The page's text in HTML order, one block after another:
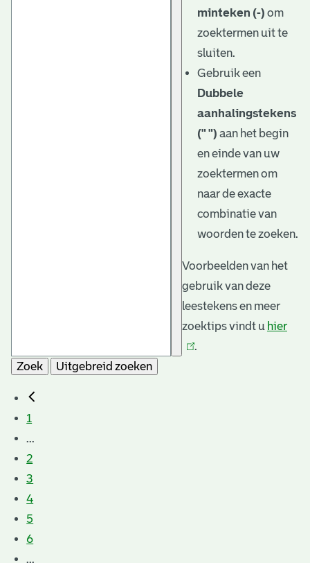
minteken (-) om
zoektermen uit te
sluiten.
Gebruik een
Dubbele
aanhalingstekens
(" ") aan het begin
en einde van uw
zoektermen om
naar de exacte
combinatie van
woorden te zoeken.
Voorbeelden van het
gebruik van deze
leestekens en meer
zoektips vindt u hier
.
Zoek
Uitgebreid zoeken
1
...
2
3
4
5
6
...